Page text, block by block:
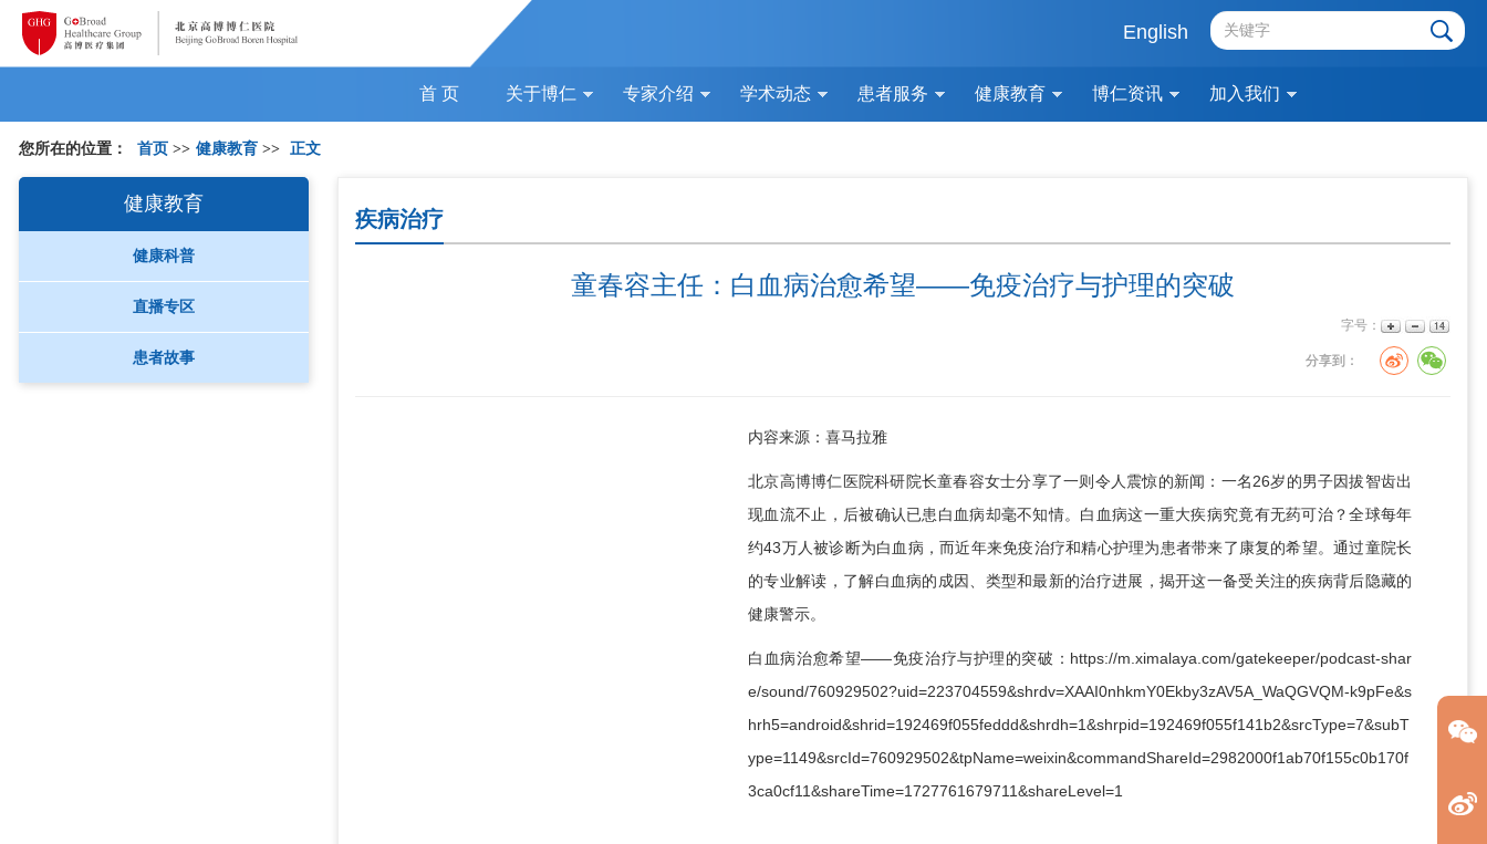
English
首 页 关于博仁 专家介绍 学术动态 患者服务 健康教育 博仁资讯 加入我们
您所在的位置： 首页 >> 健康教育 >> 正文
健康教育
健康科普
直播专区
患者故事
疾病治疗
童春容主任：白血病治愈希望——免疫治疗与护理的突破
分享到：
字号：
内容来源：喜马拉雅
北京高博博仁医院科研院长童春容女士分享了一则令人震惊的新闻：一名26岁的男子因拔智齿出
现血流不止，后被确认已患白血病却毫不知情。白血病这一重大疾病究竟有无药可治？全球每年
约43万人被诊断为白血病，而近年来免疫治疗和精心护理为患者带来了康复的希望。通过童院长
的专业解读，了解白血病的成因、类型和最新的治疗进展，揭开这一备受关注的疾病背后隐藏的
健康警示。
白血病治愈希望——免疫治疗与护理的突破： https://m.ximalaya.com/gatekeeper/podcast-shar
e/sound/760929502?uid=223704559&shrdv=XAAI0nhkmY0Ekby3zAV5A_WaQGVQM-k9pFe&s
hrh5=android&shrid=192469f055feddd&shrdh=1&shrpid=192469f055f141b2&srcType=7&subT
ype=1149&srcId=760929502&tpName=weixin&commandShareId=2982000f1ab70f155c0b170f
3ca0cf11&shareTime=1727761679711&shareLevel=1